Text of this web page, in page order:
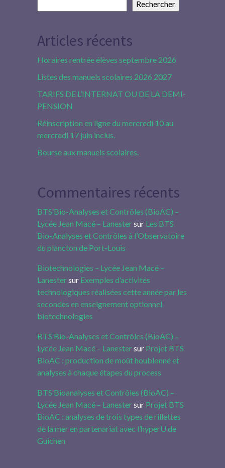
Rechercher
Articles récents
Horaires rentrée élèves septembre 2026
Listes des manuels scolaires 2026 2027
TARIFS DE L’INTERNAT OU DE LA DEMI-
PENSION
Réinscription en ligne du mercredi 10 au
mercredi 17 juin inclus.
Bourse aux manuels scolaires.
Commentaires récents
BTS Bio-Analyses et Contrôles (BioAC) –
Lycée Jean Macé – Lanestersur Les BTS
Bio-Analyses et Contrôles à l’Observatoire
du plancton de Port-Louis
Biotechnologies – Lycée Jean Macé –
Lanestersur Exemples d’activités
technologiques réalisées cette année par les
secondes en enseignement optionnel
biotechnologies
BTS Bio-Analyses et Contrôles (BioAC) –
Lycée Jean Macé – Lanestersur Projet BTS
BioAC : production de moût houblonné et
analyses à chaque étapes du process
BTS Bioanalyses et Contrôles (BioAC) –
Lycée Jean Macé – Lanestersur Projet BTS
BioAC : analyses de trois types de rillettes
de la mer en partenariat avec l’hyperU de
Guichen